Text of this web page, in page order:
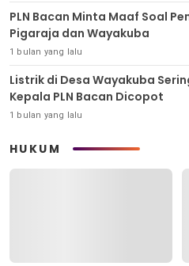
PLN Bacan Minta Maaf Soal
Pigaraja dan Wayakuba
1 bulan yang lalu
Listrik di Desa Wayakuba
Kepala PLN Bacan Dicopot
1 bulan yang lalu
HUKUM